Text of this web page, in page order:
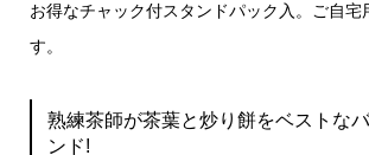
お得なチャック付スタンドパック入。ご自宅
す。
熟練茶師が茶葉と炒り餅をベストな
ンド!